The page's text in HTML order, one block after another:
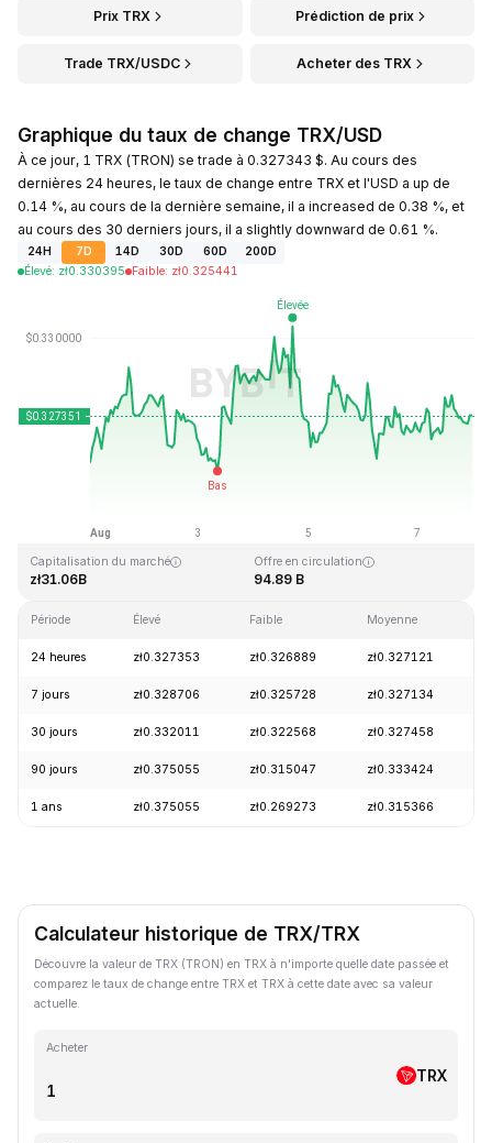
Prix TRX Prédiction de prix
Trade TRX/USDC Acheter des TRX
Graphique du taux de change TRX/USD
À ce jour, 1 TRX (TRON) se trade à 0.327343 $. Au cours des
dernières 24 heures, le taux de change entre TRX et l'USD a up de
0.14 %, au cours de la dernière semaine, il a increased de 0.38 %, et
au cours des 30 derniers jours, il a slightly downward de 0.61 %.
24H 7D 14D 30D 60D
200D
Élevé: zł0.330395 Faible: zł0.325441
Dernière mise à jour : 2026-08-07, 23:46 GMT+0
zł0.431288 zł0.001804
Capitalisation du marché
zł31.06B
Offre en circulation
94.89 B
Période Élevé Faible Moyenne
24 heures zł0.327353 zł0.326889 zł0.327121
7 jours zł0.328706 zł0.325728 zł0.327134
30 jours zł0.332011 zł0.322568 zł0.327458
90 jours zł0.375055 zł0.315047 zł0.333424
1 ans zł0.375055 zł0.269273 zł0.315366
Calculateur historique de TRX/TRX
Découvre la valeur de TRX (TRON) en TRX à n'importe quelle date passée et
comparez le taux de change entre TRX et TRX à cette date avec sa valeur
actuelle.
Acheter
TRX